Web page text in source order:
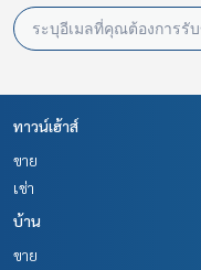
ทาวน์เฮ้าส์
ขาย
เช่า
บ้าน
ขาย